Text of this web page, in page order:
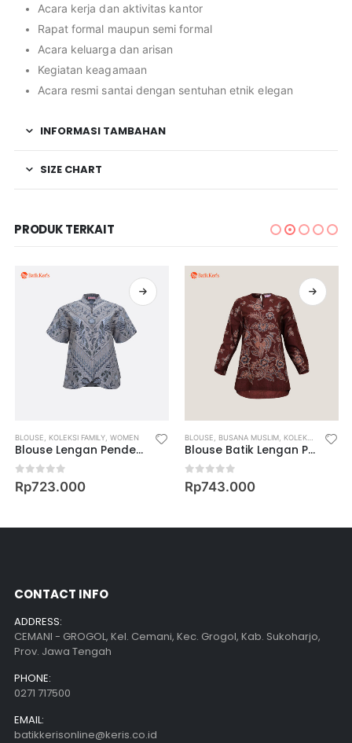
Acara kerja dan aktivitas kantor
Rapat formal maupun semi formal
Acara keluarga dan arisan
Kegiatan keagamaan
Acara resmi santai dengan sentuhan etnik elegan
INFORMASI TAMBAHAN
SIZE CHART
PRODUK TERKAIT
FAMILY,WOMEN,WOMEN’S MUSLIM WEAR
BLOUSE, KOLEKSI FAMILY, WOMEN
Blouse Lengan Pendek Motif Keris Paksi Prakasita
0out of 5
Rp723.000
BLOUSE, BUSANA MUSLIM, KOLEKSI FAMILY
Blouse Batik Lengan Panjang Motif Keris Buketan Latar Ukel
0out of 5
Rp743.000
CONTACT INFO
ADDRESS:
CEMANI - GROGOL, Kel. Cemani, Kec. Grogol, Kab. Sukoharjo,
Prov. Jawa Tengah
PHONE:
0271 717500
EMAIL:
batikkerisonline@keris.co.id